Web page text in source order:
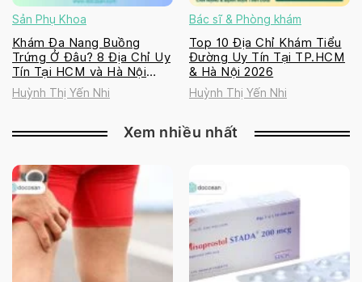
Sản Phụ Khoa
Khám Đa Nang Buồng
Trứng Ở Đâu? 8 Địa Chỉ Uy
Tín Tại HCM và Hà Nội
2026
Huỳnh Thị Yến Nhi
Bác sĩ & Phòng khám
Top 10 Địa Chỉ Khám Tiểu
Đường Uy Tín Tại TP.HCM
& Hà Nội 2026
Huỳnh Thị Yến Nhi
Xem nhiều nhất